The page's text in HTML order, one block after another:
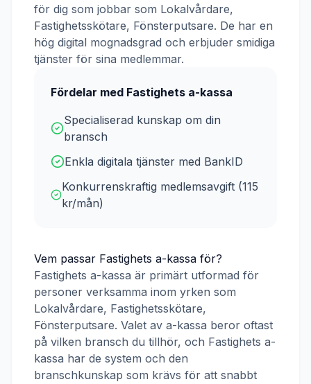
för dig som jobbar som Lokalvårdare,
Fastighetsskötare, Fönsterputsare. De har en
hög digital mognadsgrad och erbjuder smidiga
tjänster för sina medlemmar.
Fördelar med Fastighets a-kassa
Specialiserad kunskap om din
bransch
Enkla digitala tjänster med BankID
Konkurrenskraftig medlemsavgift (115
kr/mån)
Vem passar Fastighets a-kassa för?
Fastighets a-kassa är primärt utformad för
personer verksamma inom yrken som
Lokalvårdare, Fastighetsskötare,
Fönsterputsare. Valet av a-kassa beror oftast
på vilken bransch du tillhör, och Fastighets a-
kassa har de system och den
branschkunskap som krävs för att snabbt